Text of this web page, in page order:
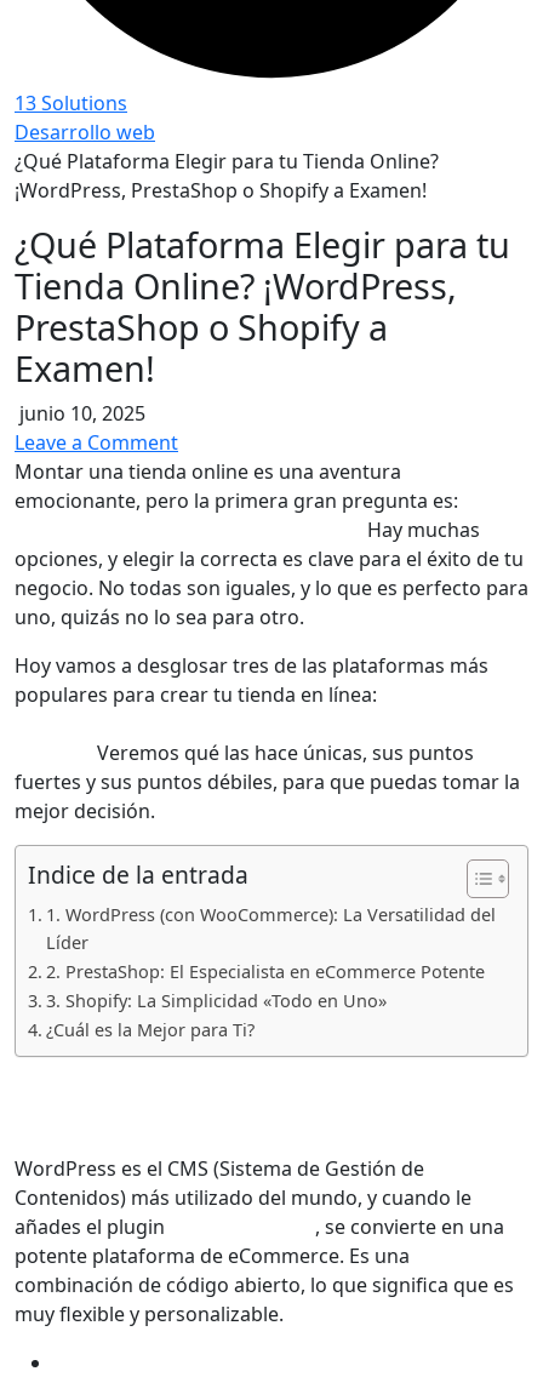
13 Solutions
Desarrollo web
¿Qué Plataforma Elegir para tu Tienda Online?
¡WordPress, PrestaShop o Shopify a Examen!
¿Qué Plataforma Elegir para tu
Tienda Online? ¡WordPress,
PrestaShop o Shopify a
Examen!
junio 10, 2025
Leave a Commenton
¿Qué
Plataforma
para
tu
Tienda
¡WordPress,
PrestaShop
Shopify
a
Montar una tienda online es una aventura
emocionante, pero la primera gran pregunta es:
Hay muchas
opciones, y elegir la correcta es clave para el éxito de tu
negocio. No todas son iguales, y lo que es perfecto para
uno, quizás no lo sea para otro.
Hoy vamos a desglosar tres de las plataformas más
populares para crear tu tienda en línea:
Veremos qué las hace únicas, sus puntos
fuertes y sus puntos débiles, para que puedas tomar la
mejor decisión.
Indice de la entrada
1. WordPress (con WooCommerce): La Versatilidad del
Líder
2. PrestaShop: El Especialista en eCommerce Potente
3. Shopify: La Simplicidad «Todo en Uno»
¿Cuál es la Mejor para Ti?
WordPress es el CMS (Sistema de Gestión de
Contenidos) más utilizado del mundo, y cuando le
añades el plugin
, se convierte en una
potente plataforma de eCommerce. Es una
combinación de código abierto, lo que significa que es
muy flexible y personalizable.